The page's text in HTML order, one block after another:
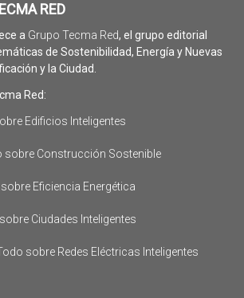
RED
a Grupo Tecma Red, el grupo editorial
de Sostenibilidad, Energía y Nuevas
y la Ciudad.
Red:
Edificios Inteligentes
sobre Construcción Sostenible
sobre Eficiencia Energética
Ciudades Inteligentes
sobre Redes Eléctricas Inteligentes